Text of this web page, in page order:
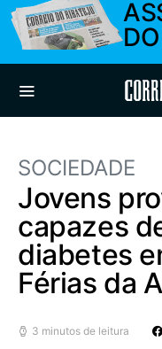
SOCIEDADE
Jovens
capazes
diabetes
Férias da
3 minutos de leitura